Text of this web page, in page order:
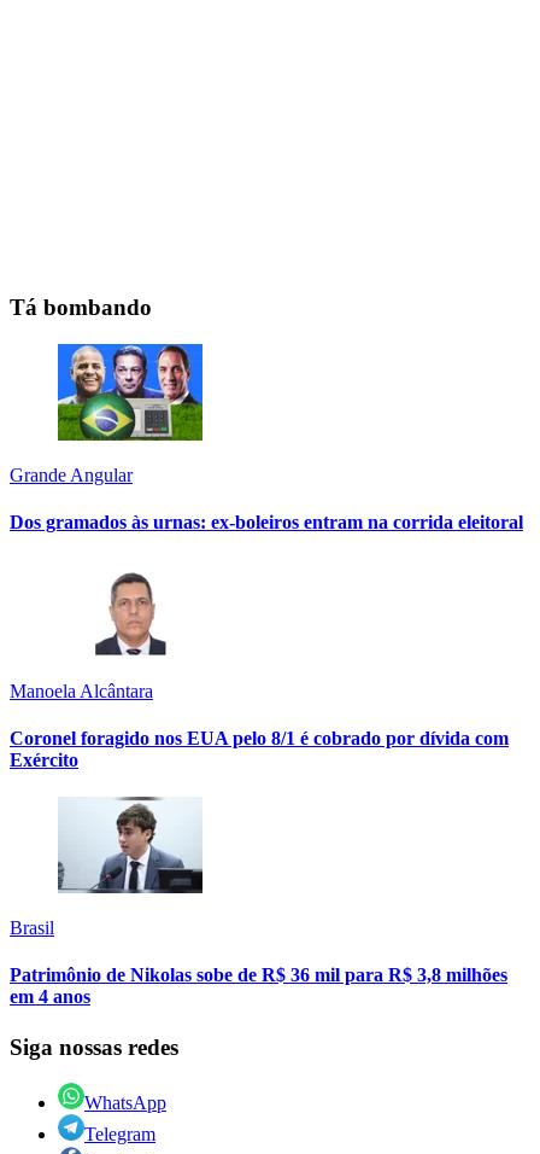
Tá bombando
Grande Angular
Dos gramados às urnas: ex-boleiros entram na corrida eleitoral
Manoela Alcântara
Coronel foragido nos EUA pelo 8/1 é cobrado por dívida com
Exército
Brasil
Patrimônio de Nikolas sobe de R$ 36 mil para R$ 3,8 milhões
em 4 anos
Siga nossas redes
WhatsApp
Telegram